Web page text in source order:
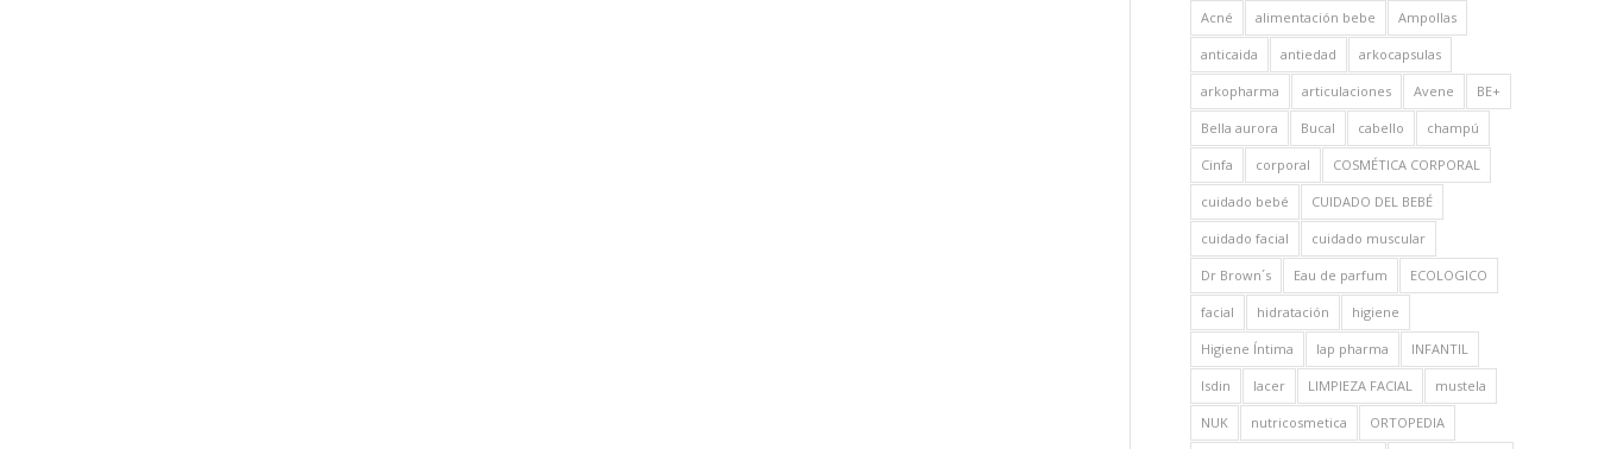
Acné alimentación bebe Ampollas
anticaida antiedad arkocapsulas
arkopharma articulaciones Avene BE+
Bella aurora Bucal cabello champú
Cinfa corporal COSMÉTICA CORPORAL
cuidado bebé CUIDADO DEL BEBÉ
cuidado facial cuidado muscular
Dr Brown´s Eau de parfum ECOLOGICO
facial hidratación higiene
Higiene Íntima Iap pharma INFANTIL
Isdin lacer LIMPIEZA FACIAL mustela
NUK nutricosmetica ORTOPEDIA